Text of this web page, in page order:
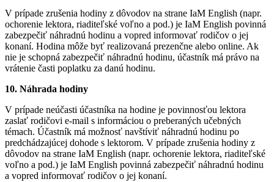
V prípade zrušenia hodiny z dôvodov na strane IaM English (napr.
ochorenie lektora, riaditeľské voľno a pod.) je IaM English povinná
zabezpečiť náhradnú hodinu a vopred informovať rodičov o jej
konaní. Hodina môže byť realizovaná prezenčne alebo online. Ak
nie je schopná zabezpečiť náhradnú hodinu, účastník má právo na
vrátenie časti poplatku za danú hodinu.
10. Náhrada hodiny
V prípade neúčasti účastníka na hodine je povinnosťou lektora
zaslať rodičovi e-mail s informáciou o preberaných učebných
témach. Účastník má možnosť navštíviť náhradnú hodinu po
predchádzajúcej dohode s lektorom. V prípade zrušenia hodiny z
dôvodov na strane IaM English (napr. ochorenie lektora, riaditeľské
voľno a pod.) je IaM English povinná zabezpečiť náhradnú hodinu
a vopred informovať rodičov o jej konaní.